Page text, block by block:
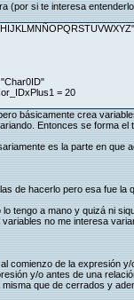
(por si te interesa
= 20
básicamente crea
Entonces se forma el
es la parte en que
de hacerlo pero esa fue la
tengo a mano y quizá ni
no me interesa
comienzo de la expresión y/
y/o antes de una
que de cerrados y